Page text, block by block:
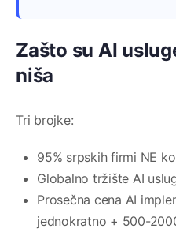
Zašto su AI
niša
Tri brojke:
95% srpskih firmi NE
Globalno tržište AI
Prosečna cena AI
jednokratno + 500-